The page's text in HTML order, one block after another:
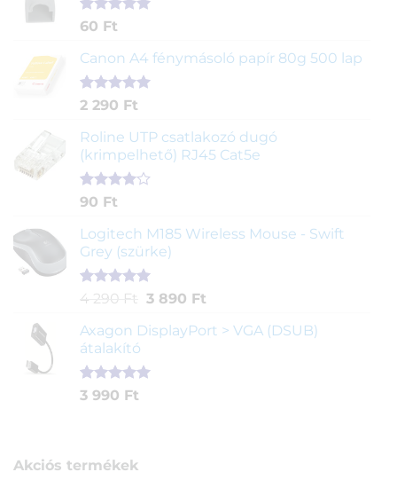
Értékelés
ből,
1
értékelés
alapján
60 Ft
Canon A4 fénymásoló papír 80g 500 lap
Értékelés
ből,
2
értékelés
alapján
2 290 Ft
Roline UTP csatlakozó dugó
(krimpelhető) RJ45 Cat5e
Értékelés
5-ből,
2
értékelés
alapján
90 Ft
Logitech M185 Wireless Mouse - Swift
Grey (szürke)
Értékelés
ből,
1
értékelés
alapján
4 290 Ft Original
was:
290 Ft.
3 890 FtCurrent
is:
Axagon DisplayPort > VGA (DSUB)
átalakító
Értékelés
1
3 990 Ft
Akciós termékek